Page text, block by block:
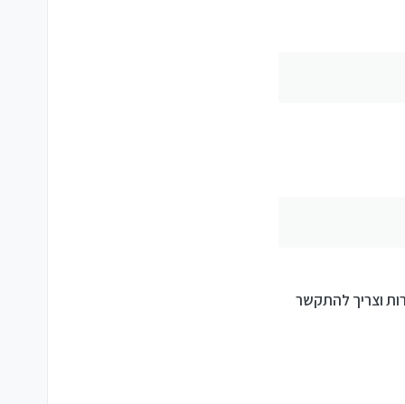
וצריך להתקשר